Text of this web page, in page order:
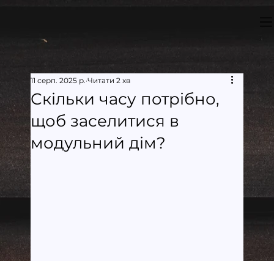
Скільки часу потрібно,
щоб заселитися в
модульний дім?
11 серп. 2025 р. Читати 2 хв